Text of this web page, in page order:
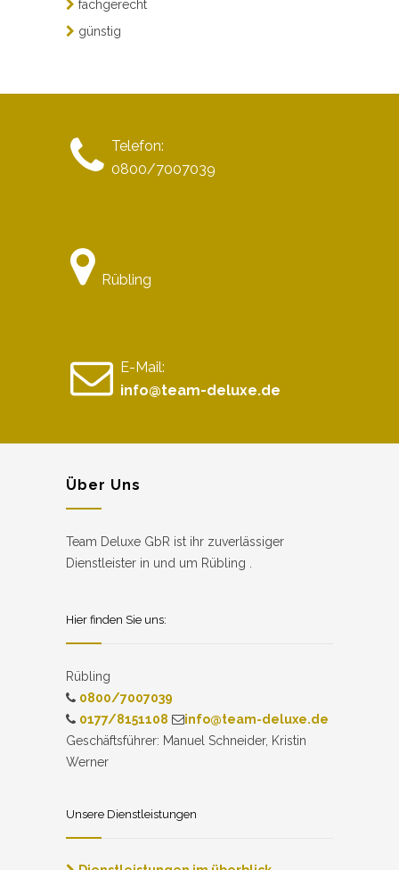
fachgerecht
günstig
Telefon:
0800/7007039
Rübling
E-Mail:
info@team-deluxe.de
Über Uns
Team Deluxe GbR ist ihr zuverlässiger
Dienstleister in und um Rübling .
Hier finden Sie uns:
Rübling
0800/7007039
0177/8151108
info@team-deluxe.de
Geschäftsführer: Manuel Schneider, Kristin
Werner
Unsere Dienstleistungen